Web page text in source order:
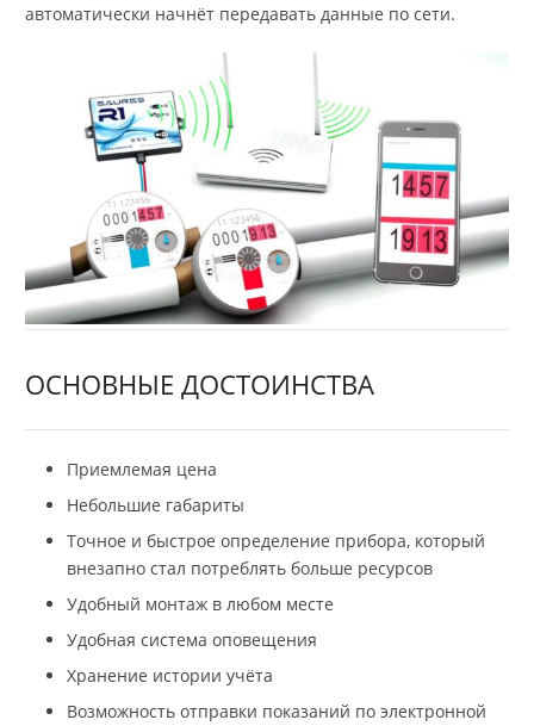
автоматически начнёт передавать данные по сети.
ОСНОВНЫЕ ДОСТОИНСТВА
Приемлемая цена
Небольшие габариты
Точное и быстрое определение прибора, который
внезапно стал потреблять больше ресурсов
Удобный монтаж в любом месте
Удобная система оповещения
Хранение истории учёта
Возможность отправки показаний по электронной